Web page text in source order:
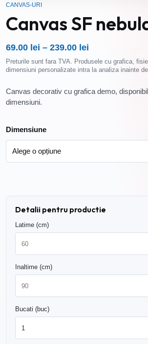
CANVAS-URI
Canvas SF
69.00 lei – 239.00 lei
Interval
de
69.00 lei
până
Preturile sunt fara TVA. Produsele cu grafica,
dimensiuni personalizate intra la analiza inainte
Canvas decorativ cu grafica demo,
dimensiuni.
Dimensiune
Detalii pentru productie
Latime (cm)
Inaltime (cm)
Bucati (buc)